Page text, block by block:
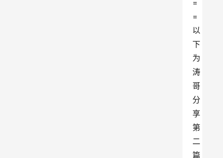
=
=
以
下
为
涛
哥
分
享
第
二
篇